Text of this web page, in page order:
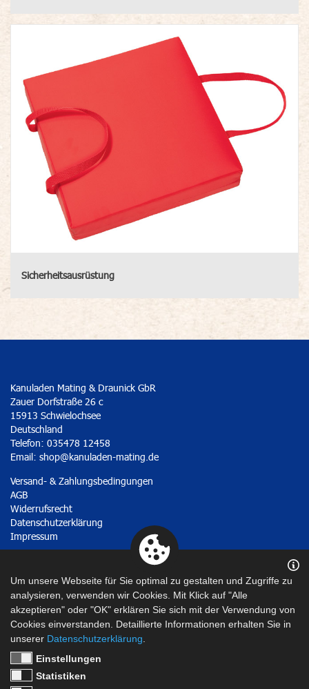
Sicherheitsausrüstung
Kanuladen Mating & Draunick GbR
Zauer Dorfstraße 26 c
15913 Schwielochsee
Deutschland
Telefon: 035478 12458
Email: shop@kanuladen-mating.de
Versand- & Zahlungsbedingungen
AGB
Widerrufsrecht
Datenschutzerklärung
Impressum
Um unsere Webseite für Sie optimal zu gestalten und Zugriffe zu
analysieren, verwenden wir Cookies. Mit Klick auf "Alle
akzeptieren" oder "OK" erklären Sie sich mit der Verwendung von
Cookies einverstanden. Detaillierte Informationen erhalten Sie in
unserer Datenschutzerklärung
Einstellungen
Statistiken